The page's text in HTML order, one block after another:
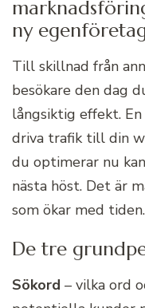
ny
Till skillnad från
besökare den dag
långsiktig effekt.
driva trafik till din
du optimerar nu
nästa höst. Det är
som ökar med tiden.
De tre
Sökord – vilka ord